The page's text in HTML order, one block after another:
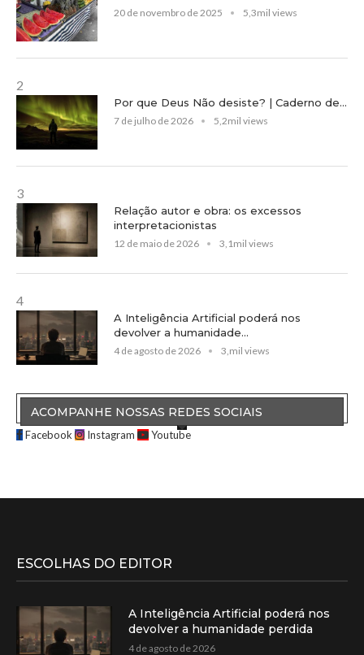
20 de novembro de 2025 5,3mil views
2
Por que Deus Não desiste? | Caderno de...
7 de julho de 2026 5,2mil views
3
Relação autor e obra: os excessos
interpretacionistas
12 de maio de 2026 3,1mil views
4
A Inteligência Artificial poderá nos
devolver a humanidade...
4 de agosto de 2026 3,mil views
ACOMPANHE NOSSAS REDES SOCIAIS
Facebook Instagram Youtube
ESCOLHAS DO EDITOR
A Inteligência Artificial poderá nos
devolver a humanidade perdida
4 de agosto de 2026